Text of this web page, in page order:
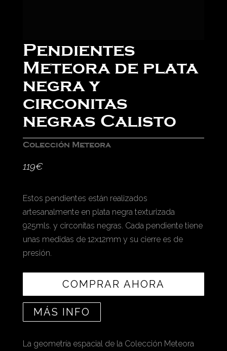
Pendientes
Meteora de plata
negra y
circonitas
negras Calisto
Colección Meteora
119€
Estos pendientes están realizados
artesanalmente en plata negra texturizada
925mls. y circonitas negras. Cada pendiente tiene
unas medidas de 12x12mm y su cierre es de
presión.
COMPRAR AHORA
MÁS INFO
La geometría espacial de la Colección Meteora